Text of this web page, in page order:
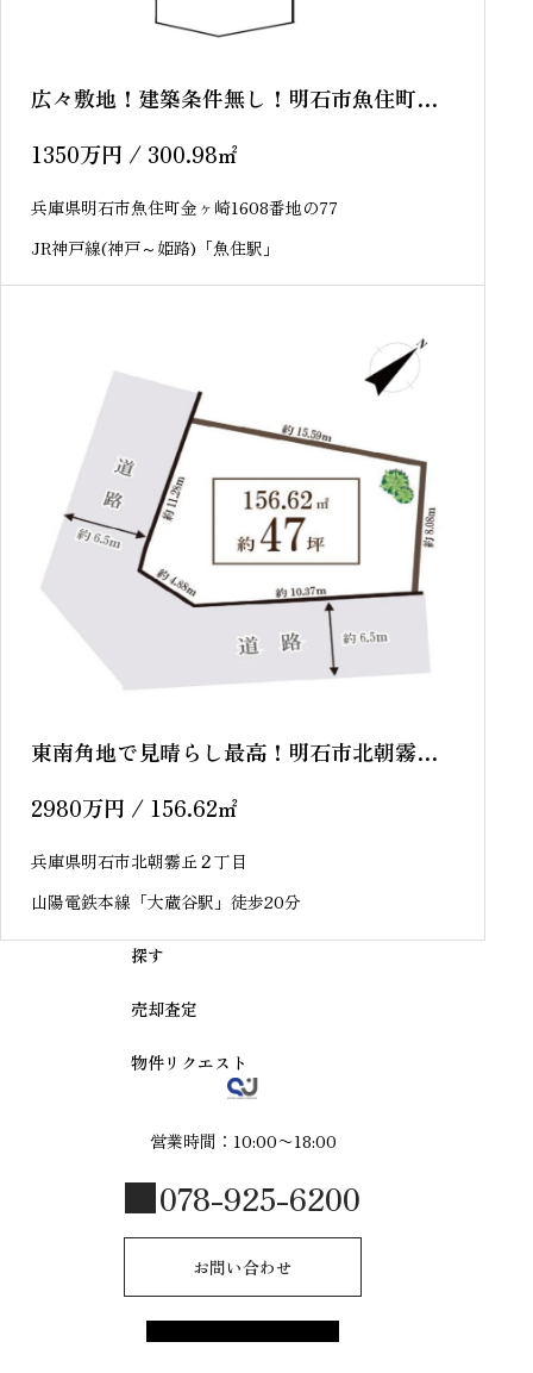
広々敷地！建築条件無し！明石市魚住町金
ヶ崎 売土地
1350万円 / 300.98㎡
兵庫県明石市魚住町金ヶ崎1608番地の77
JR神戸線(神戸～姫路)「魚住駅」
東南角地で見晴らし最高！明石市北朝霧
丘 売土地
2980万円 / 156.62㎡
兵庫県明石市北朝霧丘２丁目
山陽電鉄本線「大蔵谷駅」徒歩20分
探す
売却査定
物件リクエスト
営業時間：10:00〜18:00
078-925-6200
お問い合わせ